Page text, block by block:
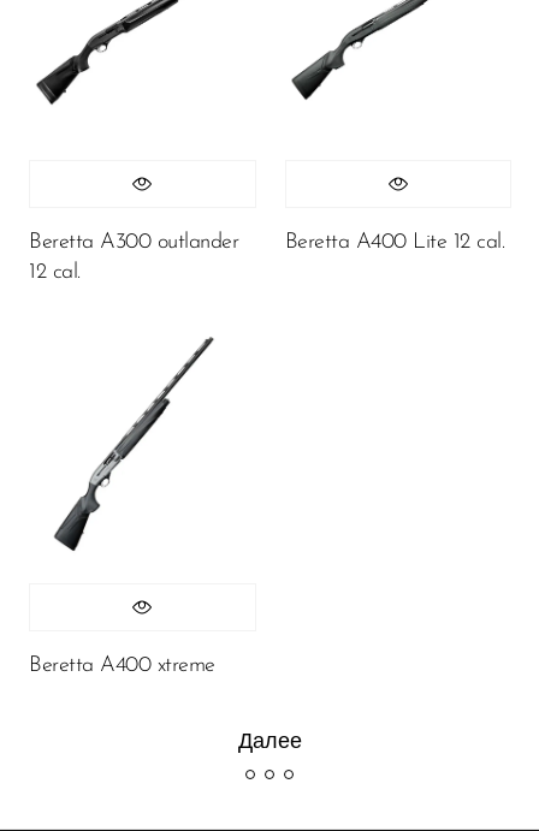
Beretta A300 outlander
12 cal.
Beretta A400 Lite 12 cal.
Beretta A400 xtreme
Далее